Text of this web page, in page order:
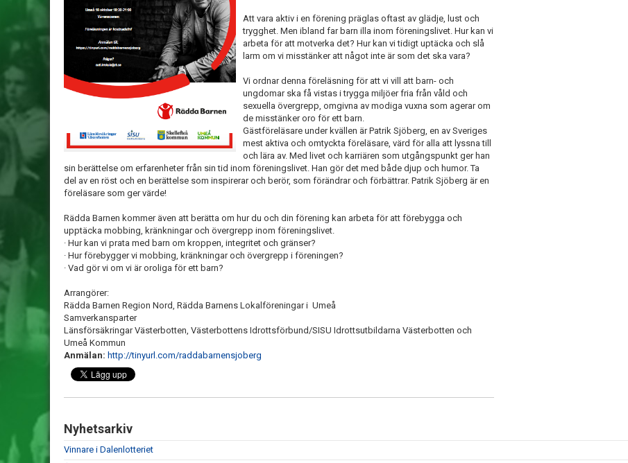
Att vara aktiv i en förening präglas oftast av glädje, lust och
trygghet. Men ibland far barn illa inom föreningslivet. Hur kan vi
arbeta för att motverka det? Hur kan vi tidigt uptäcka och slå
larm om vi misstänker att något inte är som det ska vara?
Vi ordnar denna föreläsning för att vi vill att barn- och
ungdomar ska få vistas i trygga miljöer fria från våld och
sexuella övergrepp, omgivna av modiga vuxna som agerar om
de misstänker oro för ett barn.
Gästföreläsare under kvällen är Patrik Sjöberg, en av Sveriges
mest aktiva och omtyckta föreläsare, värd för alla att lyssna till
och lära av. Med livet och karriären som utgångspunkt ger han
sin berättelse om erfarenheter från sin tid inom föreningslivet. Han gör det med både djup och humor. Ta
del av en röst och en berättelse som inspirerar och berör, som förändrar och förbättrar. Patrik Sjöberg är en
föreläsare som ger värde!
Rädda Barnen kommer även att berätta om hur du och din förening kan arbeta för att förebygga och
upptäcka mobbing, kränkningar och övergrepp inom föreningslivet.
· Hur kan vi prata med barn om kroppen, integritet och gränser?
· Hur förebygger vi mobbing, kränkningar och övergrepp i föreningen?
· Vad gör vi om vi är oroliga för ett barn?
Arrangörer:
Rädda Barnen Region Nord, Rädda Barnens Lokalföreningar i Umeå
Samverkansparter
Länsförsäkringar Västerbotten, Västerbottens Idrottsförbund/SISU Idrottsutbildarna Västerbotten och
Umeå Kommun
Anmälan: http://tinyurl.com/raddabarnensjoberg
Nyhetsarkiv
Vinnare i Dalenlotteriet